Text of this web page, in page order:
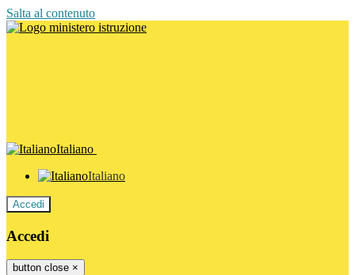
Salta al contenuto
Italiano
Italiano
Accedi
Accedi
button close ×